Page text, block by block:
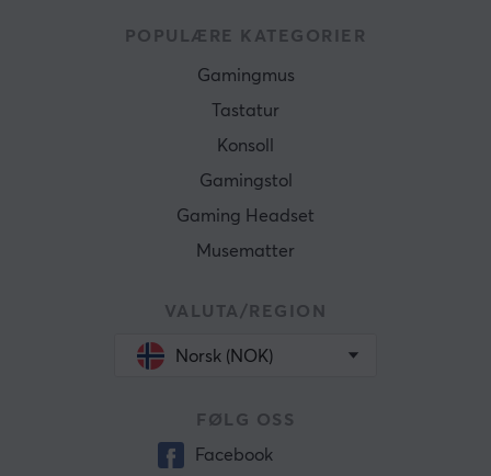
POPULÆRE KATEGORIER
Gamingmus
Tastatur
Konsoll
Gamingstol
Gaming Headset
Musematter
VALUTA/REGION
Norsk (NOK)
FØLG OSS
Facebook